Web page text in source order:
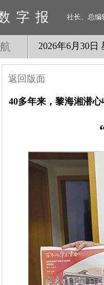
字报 社长、总编
2026年6月 30日
返回版面
40多年来，黎海湘潜